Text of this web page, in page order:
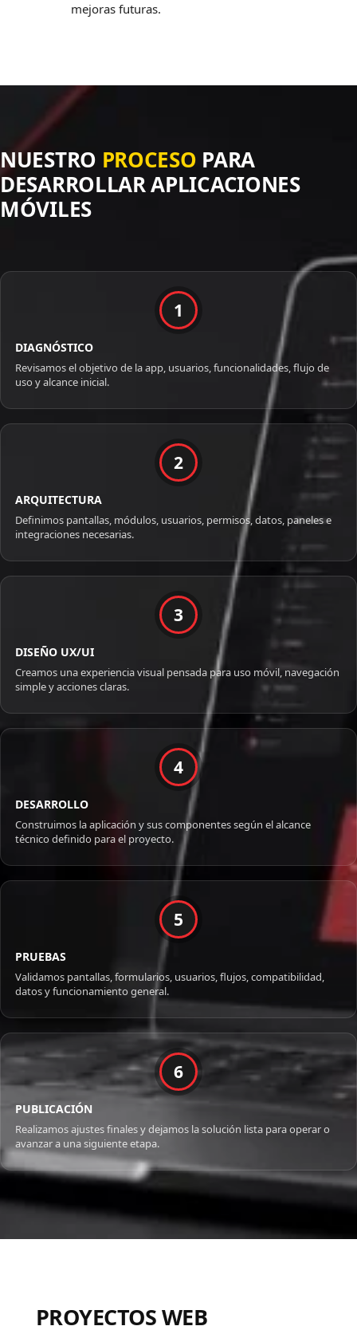
mejoras futuras.
NUESTRO PROCESO PARA
DESARROLLAR APLICACIONES
MÓVILES
1
DIAGNÓSTICO
Revisamos el objetivo de la app, usuarios, funcionalidades, flujo de
uso y alcance inicial.
2
ARQUITECTURA
Definimos pantallas, módulos, usuarios, permisos, datos, paneles e
integraciones necesarias.
3
DISEÑO UX/UI
Creamos una experiencia visual pensada para uso móvil, navegación
simple y acciones claras.
4
DESARROLLO
Construimos la aplicación y sus componentes según el alcance
técnico definido para el proyecto.
5
PRUEBAS
Validamos pantallas, formularios, usuarios, flujos, compatibilidad,
datos y funcionamiento general.
6
PUBLICACIÓN
Realizamos ajustes finales y dejamos la solución lista para operar o
avanzar a una siguiente etapa.
PROYECTOS WEB